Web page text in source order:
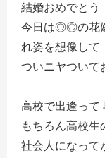
結婚おめでと
今日は◎◎の花
れ姿を想像して
ついニヤついて
高校で出逢って
もちろん高校
社会人になって